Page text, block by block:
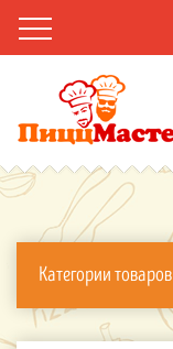
Категории товаров